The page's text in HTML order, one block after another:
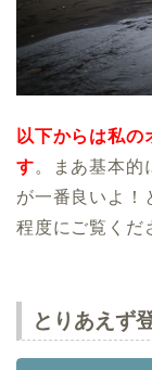
以下からは私の
す。まあ基本的
が一番良いよ！
程度にご覧くだ
とりあえず